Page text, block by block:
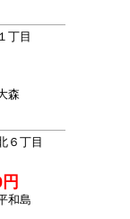
丁目
森
６丁目
和島